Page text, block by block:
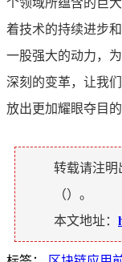
着技术的持续进步
一股强大的动力，
深刻的变革，让我
放出更加耀眼夺目
转载请注明
（）。
本文地址：